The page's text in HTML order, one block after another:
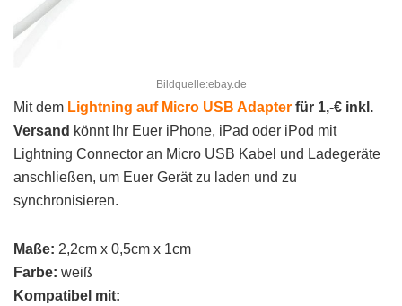
Bildquelle:ebay.de
Mit dem Lightning auf Micro USB Adapter für 1,-€ inkl.
Versand könnt Ihr Euer iPhone, iPad oder iPod mit
Lightning Connector an Micro USB Kabel und Ladegeräte
anschließen, um Euer Gerät zu laden und zu
synchronisieren.
Maße: 2,2cm x 0,5cm x 1cm
Farbe: weiß
Kompatibel mit: